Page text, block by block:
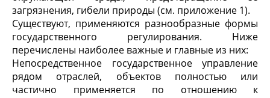
загрязнения, гибели природы (см. приложение 1).
Существуют, применяются разнообразные формы
государственного регулирования. Ниже
перечислены наиболее важные и главные из них:
Непосредственное государственное управление
рядом отраслей, объектов полностью или
частично применяется по отношению к